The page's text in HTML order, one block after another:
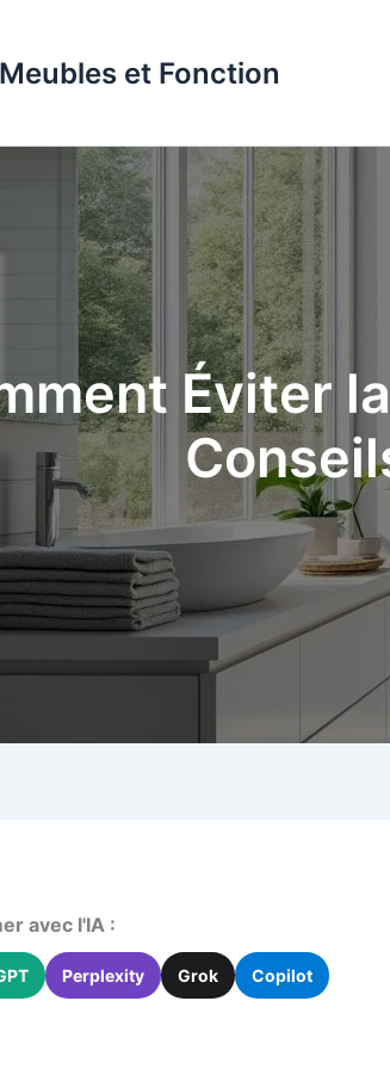
Meubles et Fonction
Éviter
avec l'IA :
Perplexity Grok Copilot